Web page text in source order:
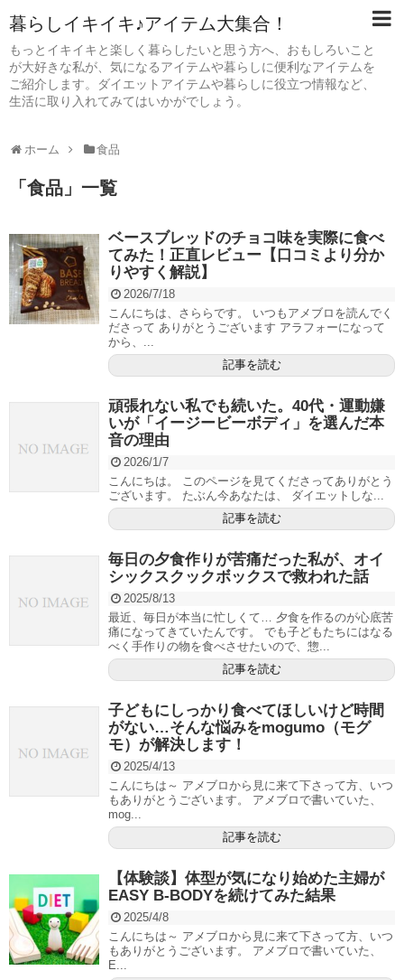
暮らしイキイキ♪アイテム大集合！
もっとイキイキと楽しく暮らしたいと思う方へ、おもしろいこと
が大好きな私が、気になるアイテムや暮らしに便利なアイテムを
ご紹介します。ダイエットアイテムや暮らしに役立つ情報など、
生活に取り入れてみてはいかがでしょう。
ホーム 食品
「 食品 」 一覧
ベースブレッドのチョコ味を実際に食べ
てみた！正直レビュー【口コミより分か
りやすく解説】
2026/7/18
こんにちは、さららです。 いつもアメブロを読んでく
ださって ありがとうございます アラフォーになって
から、...
記事を読む
頑張れない私でも続いた。40代・運動嫌
いが「イージービーボディ」を選んだ本
音の理由
2026/1/7
こんにちは。 このページを見てくださってありがとう
ございます。 たぶん今あなたは、 ダイエットしな...
記事を読む
毎日の夕食作りが苦痛だった私が、オイ
シックスクックボックスで救われた話
2025/8/13
最近、毎日が本当に忙しくて… 夕食を作るのが心底苦
痛になってきていたんです。 でも子どもたちにはなる
べく手作りの物を食べさせたいので、惣...
記事を読む
子どもにしっかり食べてほしいけど時間
がない…そんな悩みをmogumo（モグ
モ）が解決します！
2025/4/13
こんにちは～ アメブロから見に来て下さって方、いつ
もありがとうございます。 アメブロで書いていた、
mog...
記事を読む
【体験談】体型が気になり始めた主婦が
EASY B-BODYを続けてみた結果
2025/4/8
こんにちは～ アメブロから見に来て下さって方、いつ
もありがとうございます。 アメブロで書いていた、
E...